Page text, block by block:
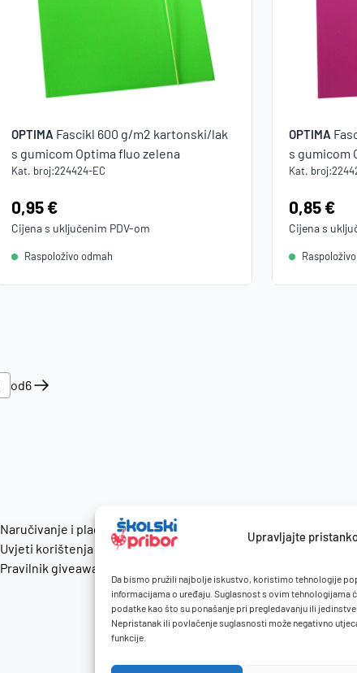
Upravljajte
Da bismo pružili najbolje iskustvo, koristimo tehnologije
informacijama o uređaju. Suglasnost s ovim tehnologijama
podatke kao što su ponašanje pri pregledavanju ili
Nepristanak ili povlačenje suglasnosti može negativno
funkcije.
OPTIMA Fascikl 600 g/m2 kartonski/lak
s gumicom Optima fluo zelena
Kat. broj:224424-EC
Cijena:
0,95 €
Cijena s uključenim PDV-om
Raspoloživo odmah
OPTIMA
s gumicom
Kat. broj:
Cijena:
0,85 €
Cijena s
od6
Naručivanje i plaćanje
Uvjeti korištenja
Pravilnik giveaway